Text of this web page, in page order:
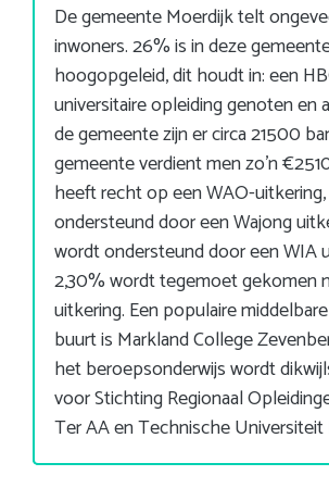
De gemeente Moerdijk telt
inwoners. 26% is in deze
hoogopgeleid, dit houdt in: een
universitaire opleiding genoten en
de gemeente zijn er circa 21500
gemeente verdient men zo’n
heeft recht op een WAO-
ondersteund door een Wajong
wordt ondersteund door een WIA
2,30% wordt tegemoet gekomen
uitkering. Een populaire
buurt is Markland College
het beroepsonderwijs wordt
voor Stichting Regionaal
Ter AA en Technische Universiteit